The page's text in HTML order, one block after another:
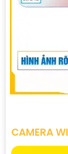
CAMERA